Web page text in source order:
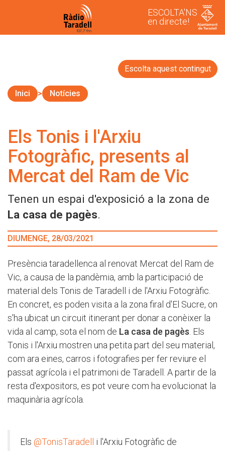
ESCOLTA'NS
en directe!
Escolta aquest contingut
Inici Notícies
Els Tonis i l'Arxiu
Fotogràfic, presents al
Mercat del Ram de Vic
Tenen un espai d'exposició a la zona de
La casa de pagès.
DIUMENGE, 28/03/2021
Presència taradellenca al renovat Mercat del Ram de
Vic, a causa de la pandèmia, amb la participació de
material dels Tonis de Taradell i de l'Arxiu Fotogràfic.
En concret, es poden visita a la zona firal d'El Sucre, on
s'ha ubicat un circuit itinerant per donar a conèixer la
vida al camp, sota el nom de La casa de pagès . Els
Tonis i l'Arxiu mostren una petita part del seu material,
com ara eines, carros i fotografies per fer reviure el
passat agrícola i el patrimoni de Taradell. A partir de la
resta d'expositors, es pot veure com ha evolucionat la
maquinària agrícola.
Els @TonisTaradell
i l'Arxiu Fotogràfic de